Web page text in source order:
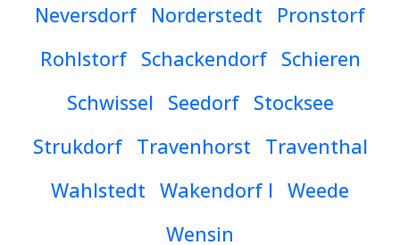
Neversdorf
Norderstedt
Pronstorf
Rohlstorf
Schackendorf
Schieren
Schwissel
Seedorf
Stocksee
Strukdorf
Travenhorst
Traventhal
Wahlstedt Wakendorf I Weede
Wensin